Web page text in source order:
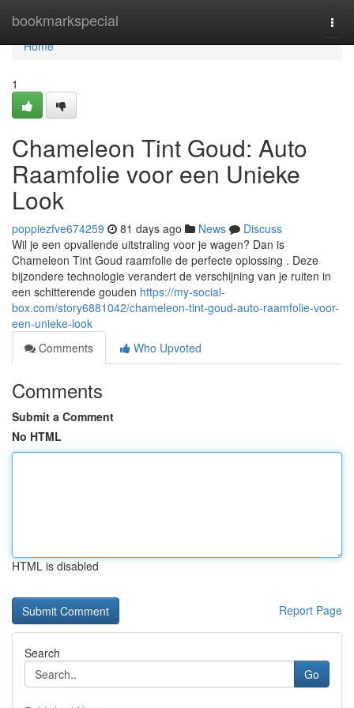
bookmarkspecial
Home
Home
1
Chameleon Tint Goud: Auto
Raamfolie voor een Unieke
Look
poppiezfve674259 81 days ago News
Discuss
Wil je een opvallende uitstraling voor je wagen? Dan is
Chameleon Tint Goud raamfolie de perfecte oplossing . Deze
bijzondere technologie verandert de verschijning van je ruiten in
een schitterende gouden https://my-social-
box.com/story6881042/chameleon-tint-goud-auto-raamfolie-voor-
een-unieke-look
Comments
Who Upvoted
Comments
Submit a Comment
No HTML
HTML is disabled
Report Page
Search
Go